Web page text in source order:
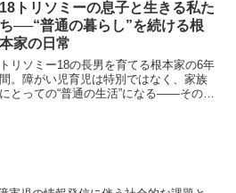
18トリソミーの息子と生きる私た
ち──“普通の暮らし”を続ける根
本家の日常
トリソミー18の長男を育てる根本家の6年
間。障がい児育児は特別ではなく、家族
にとっての“普通の生活”になる——その視